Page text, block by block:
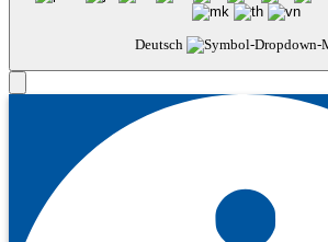
Deutsch